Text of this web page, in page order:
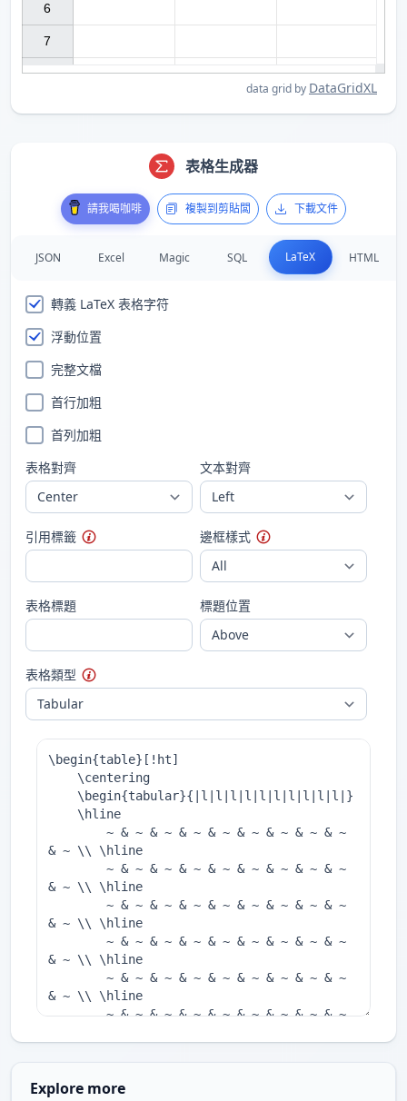
data grid by DataGridXL
6
7
表格生成器
請我喝咖啡 複製到剪貼闆 下載文件
JSON Excel Magic SQL LaTeX HTML
轉義 LaTeX 表格字符
浮動位置
完整文檔
首行加粗
首列加粗
表格對齊
文本對齊
引用標籤 邊框樣式
表格標題 標題位置
表格類型
Explore more